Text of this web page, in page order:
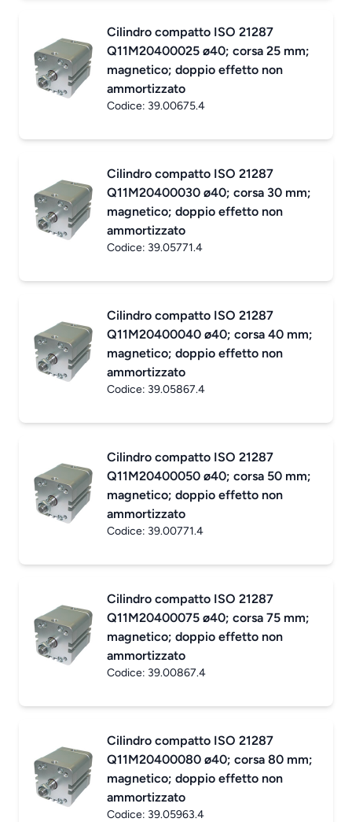
Cilindro compatto ISO 21287
Q11M20400025 ø40; corsa 25 mm;
magnetico; doppio effetto non
ammortizzato
Codice: 39.00675.4
Cilindro compatto ISO 21287
Q11M20400030 ø40; corsa 30 mm;
magnetico; doppio effetto non
ammortizzato
Codice: 39.05771.4
Cilindro compatto ISO 21287
Q11M20400040 ø40; corsa 40 mm;
magnetico; doppio effetto non
ammortizzato
Codice: 39.05867.4
Cilindro compatto ISO 21287
Q11M20400050 ø40; corsa 50 mm;
magnetico; doppio effetto non
ammortizzato
Codice: 39.00771.4
Cilindro compatto ISO 21287
Q11M20400075 ø40; corsa 75 mm;
magnetico; doppio effetto non
ammortizzato
Codice: 39.00867.4
Cilindro compatto ISO 21287
Q11M20400080 ø40; corsa 80 mm;
magnetico; doppio effetto non
ammortizzato
Codice: 39.05963.4